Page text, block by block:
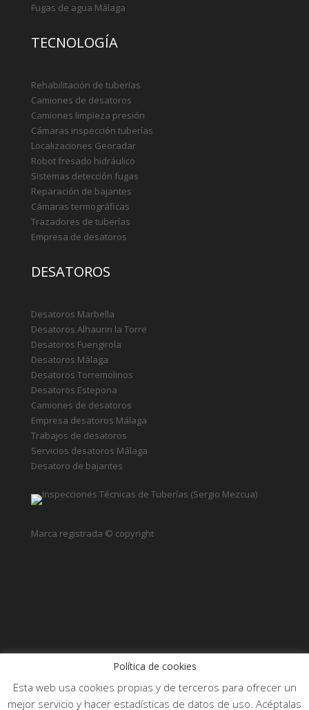
Fugas de agua Málaga
TECNOLOGÍA
Rehabilitación de tuberías
Camiones de desatoros
Camiones limpieza presión
Cámaras inspección tuberías
Localizaciones Georadar
Robot fresado hidráulico
Sistemas detección fugas
Reparación de bajantes
Cámaras termográficas
Trazadores de tuberías
Empresa de desatoros
DESATOROS
Desatoros Marbella
Desatoros Alhaurin la Torre
Desatoros Fuengirola
Desatoros Málaga
Desatoros Torremolinos
Desatoros Estepona
Camiones de desatoros
Empresa desatoros Málaga
Trabajos de desatoros
Servicios desatoros Málaga
Desatoro de bajantes
Marca registrada © copyright
Aviso legal
Contactar
Política de cookies
Esta web usa cookies propias y de terceros para ofrecer un
mejor servicio y hacer estadísticas de datos de uso. Acéptalas